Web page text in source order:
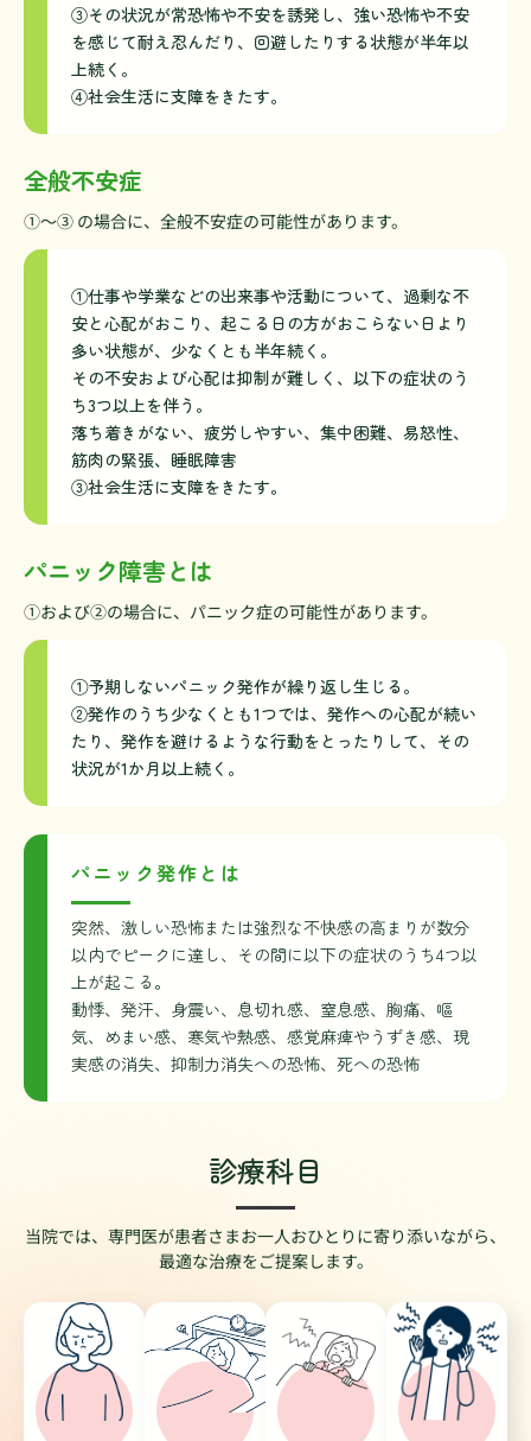
③その状況が常恐怖や不安を誘発し、強い恐怖や不安
を感じて耐え忍んだり、回避したりする状態が半年以
上続く。
④社会生活に支障をきたす。
全般不安症
①～③ の場合に、全般不安症の可能性があります。
①仕事や学業などの出来事や活動について、過剰な不
安と心配がおこり、起こる日の方がおこらない日より
多い状態が、少なくとも半年続く。
その不安および心配は抑制が難しく、以下の症状のう
ち3つ以上を伴う。
落ち着きがない、疲労しやすい、集中困難、易怒性、
筋肉の緊張、睡眠障害
③社会生活に支障をきたす。
パニック障害とは
①および②の場合に、パニック症の可能性があります。
①予期しないパニック発作が繰り返し生じる。
②発作のうち少なくとも1つでは、発作への心配が続い
たり、発作を避けるような行動をとったりして、その
状況が1か月以上続く。
パニック発作とは
突然、激しい恐怖または強烈な不快感の高まりが数分
以内でピークに達し、その間に以下の症状のうち4つ以
上が起こる。
動悸、発汗、身震い、息切れ感、窒息感、胸痛、嘔
気、めまい感、寒気や熱感、感覚麻痺やうずき感、現
実感の消失、抑制力消失への恐怖、死への恐怖
診療科目
当院では、専門医が患者さまお一人おひとりに寄り添いながら、
最適な治療をご提案します。